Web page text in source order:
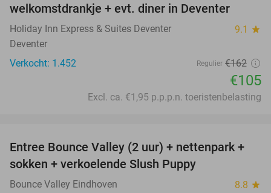
welkomstdrankje + evt. diner in Deventer
Holiday Inn Express & Suites Deventer 9.1 star
Deventer
Verkocht: 1.452
Regulier €162
€105
Excl. ca. €1,95 p.p.p.n. toeristenbelasting
46%
Entree Bounce Valley (2 uur) + nettenpark +
sokken + verkoelende Slush Puppy
Bounce Valley Eindhoven 8.8 star